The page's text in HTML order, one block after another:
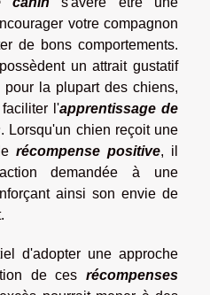
votre compagnon
de bons comportements.
un attrait gustatif
la plupart des chiens,
l'apprentissage de
. Lorsqu'un chien reçoit une
récompense positive, il
demandée à une
ainsi son envie de
d'adopter une approche
de ces récompenses